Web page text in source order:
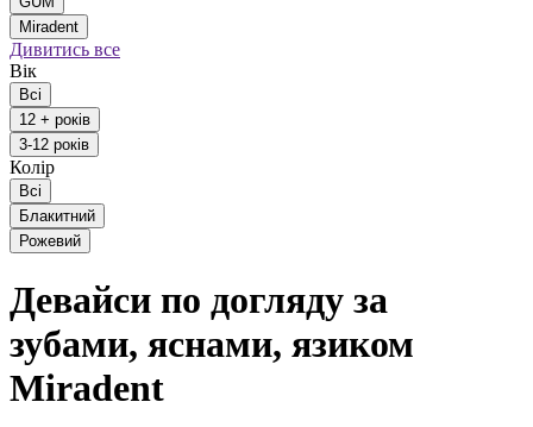
Miradent
Дивитись все
Вік
Всі
12 + років
3-12 років
Колір
Всі
Блакитний
Рожевий
Девайси по догляду за
зубами, яснами, язиком
Miradent